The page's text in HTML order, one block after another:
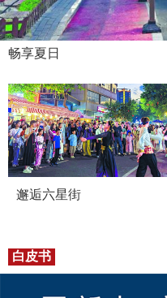
畅享夏日
邂逅六星街
白皮书